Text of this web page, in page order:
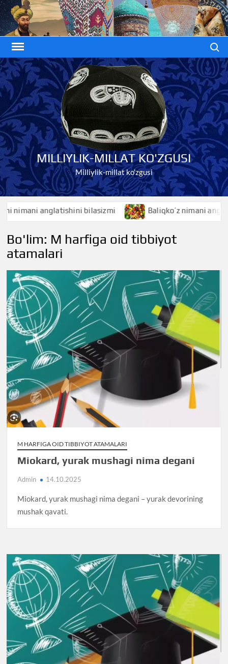
Skip
to
content
MILLIYLIK-MILLAT KO'ZGUSI
Milliylik-millat ko'zgusi
bilasizmi Baliqko’z nimani anglatishini bilasizmi
Bo'lim: M harfiga oid tibbiyot
atamalari
M HARFIGA OID TIBBIYOT ATAMALARI
Miokard, yurak mushagi nima degani
Admin 14.10.2025
Miokard, yurak mushagi nima degani – yurak devorining
mushak qavati.